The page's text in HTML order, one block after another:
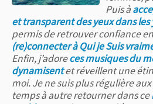
Puis à
et transparent des yeux dans les
permis de retrouver confiance
(re)connecter à Qui je Suis
Enfin, j’adoreces musiques du
dynamisentet réveillent une
moi. Je ne suis plus régulière
temps à autre retourner dans ce